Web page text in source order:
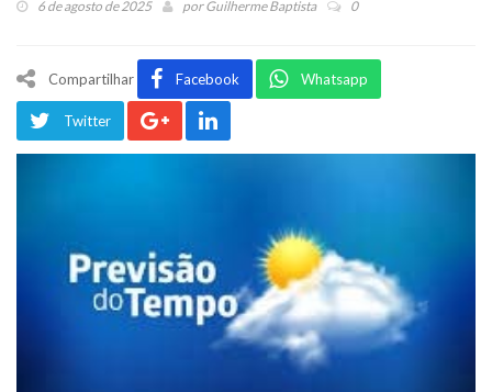
6 de agosto de 2025 porGuilherme Baptista 0
Compartilhar Facebook Whatsapp
Twitter